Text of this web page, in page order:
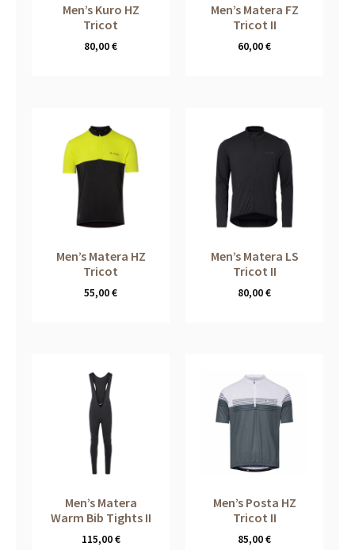
Men’s Kuro HZ
Tricot
80,00€
Men’s Matera FZ
Tricot II
60,00€
Men’s Matera HZ
Tricot
55,00€
Men’s Matera LS
Tricot II
80,00€
Men’s Matera
Warm Bib Tights II
115,00€
Men’s Posta HZ
Tricot II
85,00€